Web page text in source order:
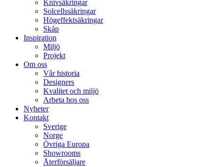
Knivsäkringar
Solcellssäkringar
Högeffektsäkringar
Skåp
Inspiration
Miljö
Projekt
Om oss
Vår historia
Designers
Kvalitet och miljö
Arbeta hos oss
Nyheter
Kontakt
Sverige
Norge
Övriga Europa
Showrooms
Återförsäljare